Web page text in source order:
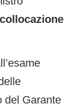
del Garante